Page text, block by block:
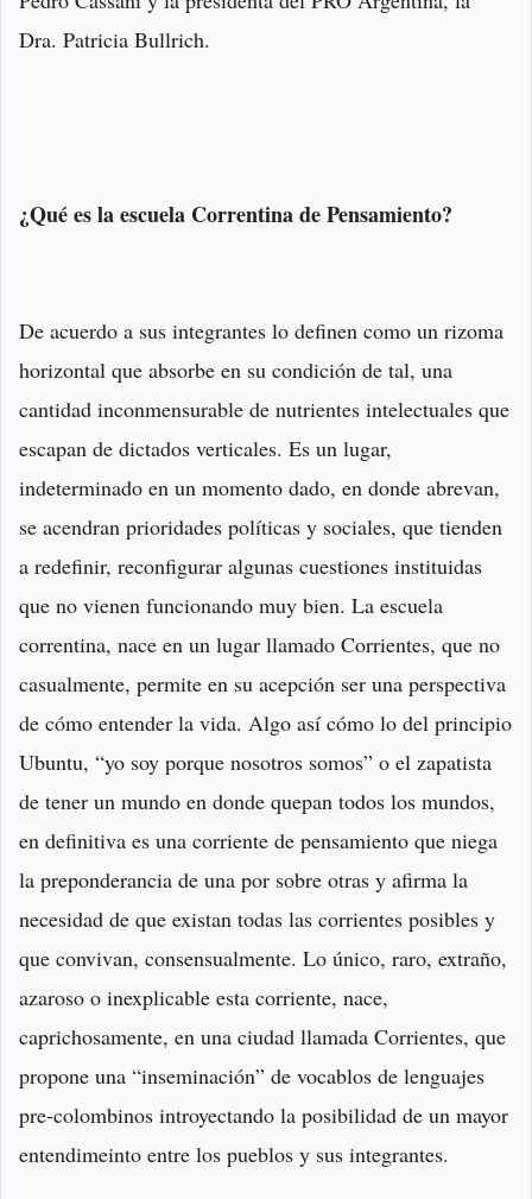
Dra. Patricia Bullrich.
¿Qué es la escuela Correntina de Pensamiento?
De acuerdo a sus integrantes lo definen como un rizoma
horizontal que absorbe en su condición de tal, una
cantidad inconmensurable de nutrientes intelectuales que
escapan de dictados verticales. Es un lugar,
indeterminado en un momento dado, en donde abrevan,
se acendran prioridades políticas y sociales, que tienden
a redefinir, reconfigurar algunas cuestiones instituidas
que no vienen funcionando muy bien. La escuela
correntina, nace en un lugar llamado Corrientes, que no
casualmente, permite en su acepción ser una perspectiva
de cómo entender la vida. Algo así cómo lo del principio
Ubuntu, “yo soy porque nosotros somos” o el zapatista
de tener un mundo en donde quepan todos los mundos,
en definitiva es una corriente de pensamiento que niega
la preponderancia de una por sobre otras y afirma la
necesidad de que existan todas las corrientes posibles y
que convivan, consensualmente. Lo único, raro, extraño,
azaroso o inexplicable esta corriente, nace,
caprichosamente, en una ciudad llamada Corrientes, que
propone una “inseminación” de vocablos de lenguajes
pre-colombinos introyectando la posibilidad de un mayor
entendimeinto entre los pueblos y sus integrantes.